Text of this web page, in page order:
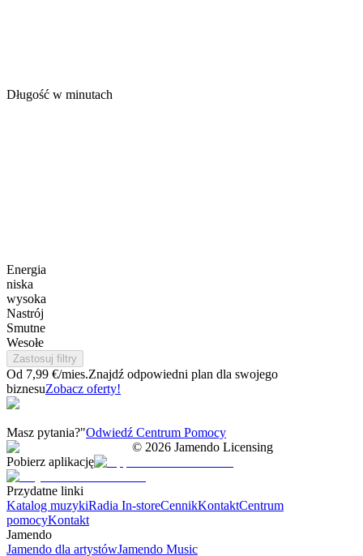
Długość w minutach
Energia
niska
wysoka
Nastrój
Smutne
Wesołe
Zastosuj filtry
Od 7,99 €/mies.Znajdź odpowiedni plan dla swojego
biznesuZobacz oferty!
Masz pytania?"Odwiedź Centrum Pomocy
© 2026 Jamendo Licensing
Pobierz aplikację
Przydatne linki
Katalog muzykiRadia In-storeCennikKontaktCentrum
pomocyKontakt
Jamendo
Jamendo dla artystówJamendo Music